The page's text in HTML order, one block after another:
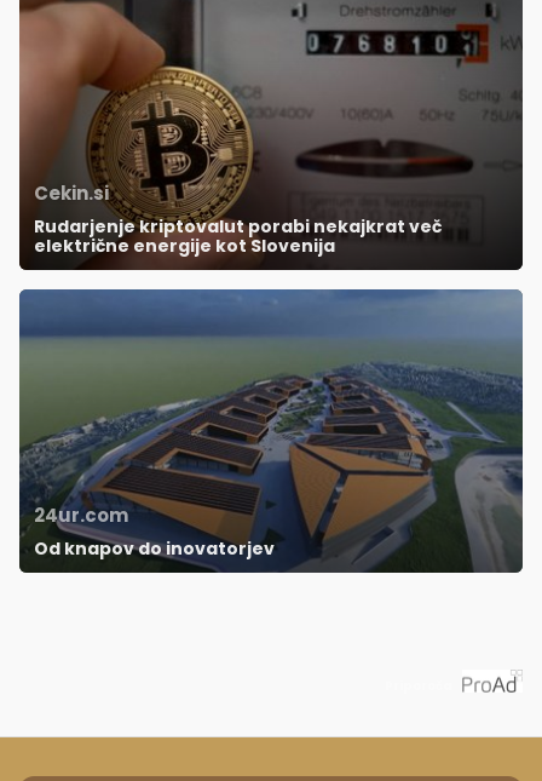
Cekin.si
Rudarjenje kriptovalut porabi nekajkrat več
električne energije kot Slovenija
24ur.com
Od knapov do inovatorjev